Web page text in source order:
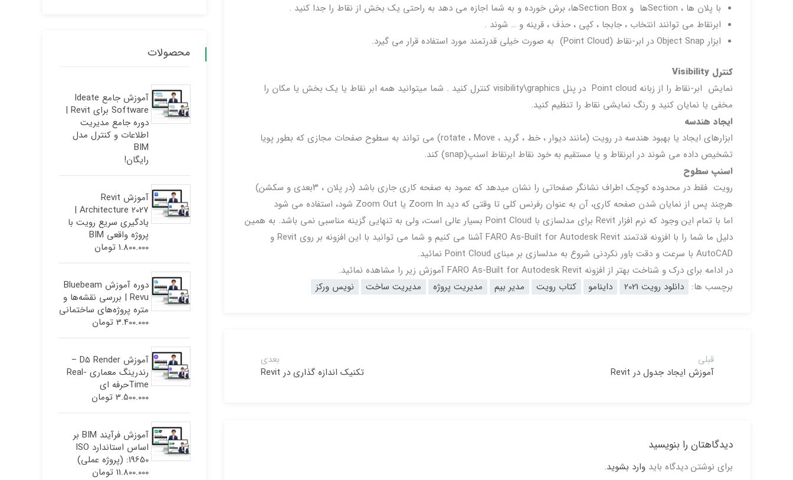
با پلان ها ، Sectionها و Section Boxها، برش خورده و به شما اجازه می دهد به راحتی یک بخش از نقاط را جدا کنید .
ابرنقاط می توانند انتخاب ، جابجا ، کپی ، حذف ، قرینه و … شوند .
ابزار Object Snap در ابر-نقاط (Point Cloud) به صورت خیلی قدرتمند مورد استفاده قرار می گیرد.
کنترل Visibility
نمایش ابر-نقاط را از زبانه Point cloud در پنل visibility\graphics کنترل کنید . شما میتوانید همه ابر نقاط یا یک بخش یا مکان را
مخفی یا نمایان کنید و رنگ نمایشی نقاط را تنظیم کنید.
ایجاد هندسه
ابزارهای ایجاد یا بهبود هندسه در رویت (مانند دیوار ، خط ، گرید ، rotate ، Move) می تواند به سطوح صفحات مجازی که بطور پویا
تشخیص داده می شوند در ابرنقاط و یا مستقیم به خود نقاط ابرنقاط اسنپ(snap) کند.
اسنپ سطوح
رویت فقط در محدوده کوچک اطراف نشانگر صفحاتی را نشان میدهد که عمود به صفحه کاری جاری باشد (در پلان ، ۳بعدی و سکشن)
هرچند پس از نمایان شدن صفحه کاری، آن به عنوان رفرنس کلی تا وقتی که دید Zoom In یا Zoom Out شود، استفاده می شود
اما با تمام این وجود که نرم افزار Revit برای مدلسازی با Point Cloud بسیار عالی است، ولی به تنهایی گزینه مناسبی نمی باشد. به همین
دلیل ما شما را با افزونه قدتمند FARO As-Built for Autodesk Revit آشنا می کنیم و شما می توانید با این افزونه بر روی Revit و
AutoCAD با سرعت و دقت باور نکردنی شروع به مدلسازی بر مبنای Point Cloud نمائید.
در ادامه برای درک و شناخت بهتر از افزونه FARO As-Built for Autodesk Revit آموزش زیر را مشاهده نمائید.
برچسب ها: دانلود رویت 2021 داینامو کتاب رویت مدیر بیم مدیریت پروژه مدیریت ساخت نویس ورکز
قبلی
آموزش ایجاد جدول در Revit
بعدی
تکنیک اندازه گذاری در Revit
دیدگاهتان را بنویسید
برای نوشتن دیدگاه باید وارد بشوید.
محصولات
آموزش جامع Ideate
Software برای Revit |
دوره جامع مدیریت
اطلاعات و کنترل مدل
BIM
رایگان!
آموزش Revit
Architecture 2027 |
یادگیری سریع رویت با
پروژه واقعی BIM
1.800.000 تومان
دوره آموزش Bluebeam
Revu | بررسی نقشه‌ها و
متره پروژه‌های ساختمانی
3.400.000 تومان
آموزش D5 Render –
رندرینگ معماری Real-
Timeحرفه ای
3.500.000 تومان
آموزش فرآیند BIM بر
اساس استاندارد ISO
19650: (پروژه عملی)
11.800.000 تومان